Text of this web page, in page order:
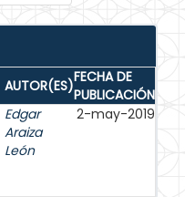
AUTOR(ES)FECHA DE
PUBLICACIÓN
Edgar
Araiza
León
2-may-2019